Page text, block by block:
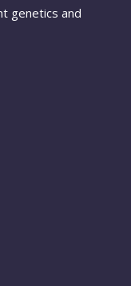
genetics and